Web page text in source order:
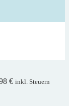
€ inkl. Steuern